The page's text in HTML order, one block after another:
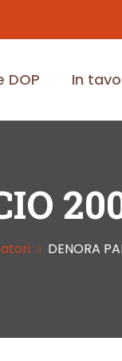
DOP In
DENORA